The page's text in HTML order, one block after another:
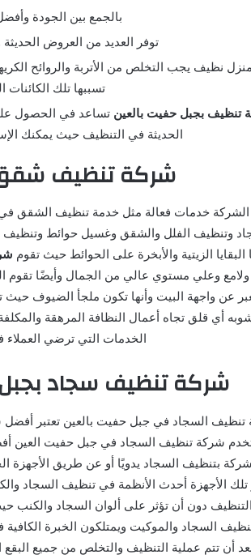
بالجمع بين الجودة
توفر العديد من العروض الحديثة
نظيف يجب التخلص من الأتربة والروائح
تسببها تلك الكائنات
تنظيف بجبل حفيت بالعينتساعد في الحصول
الحديثة في التنظيف حيث يمكنك
شركة تنظيف شقق
الشركة خدمات فعالة مثل خدمة تنظيف الشقق في
وتنظيف الفلل والشقق وغسيل حوائط وتنظيف
البقايا الزيتية والأبخرة على الحوائط حيث تقوم
وعلي مستوي عالي من الجمال وأيضًا
عن واجهة البيت وأنها تكون ملجأ الضيوف
أي قلق تجاه أعمال النظافة المرهقة
الخدمات التي ترضي العملاء
شركة تنظيف سجاد
تنظيف السجاد في جبل حفيت بالعين تعتبر
شركة تنظيف السجاد في جبل حفيت العين أفضل
بتنظيف السجاد يدويًا أو عن طريق الأجهزة
تلك الأجهزة أحدث الأنظمة في تنظيف السجاد
التنظيف دون أن تؤثر على ألوان السجاد والكنب
السجاد والموكيت ويمتلكون الخبرة
أن تتم عملية التنظيف والتخلص من جميع البقع